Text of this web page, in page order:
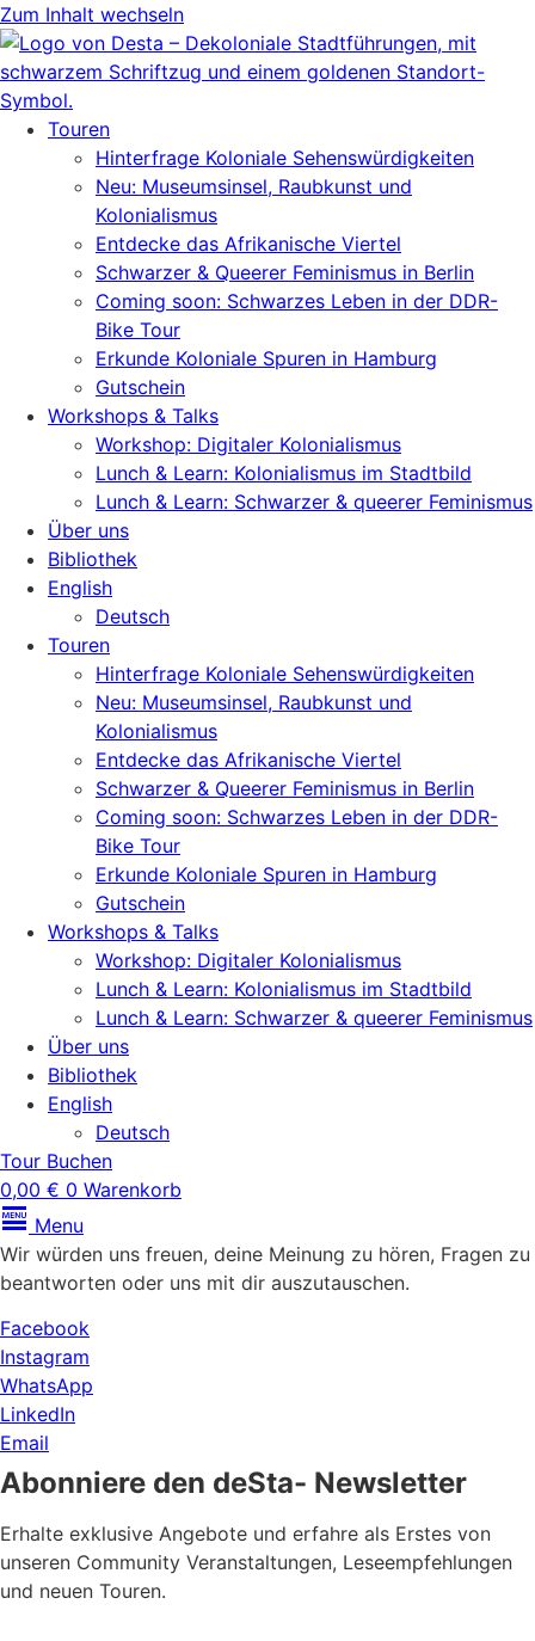
Zum Inhalt wechseln
Touren
Hinterfrage Koloniale Sehenswürdigkeiten
Neu: Museumsinsel, Raubkunst und
Kolonialismus
Entdecke das Afrikanische Viertel
Schwarzer & Queerer Feminismus in Berlin
Coming soon: Schwarzes Leben in der DDR-
Bike Tour
Erkunde Koloniale Spuren in Hamburg
Gutschein
Workshops & Talks
Workshop: Digitaler Kolonialismus
Lunch & Learn: Kolonialismus im Stadtbild
Lunch & Learn: Schwarzer & queerer Feminismus
Über uns
Bibliothek
English
Deutsch
Touren
Hinterfrage Koloniale Sehenswürdigkeiten
Neu: Museumsinsel, Raubkunst und
Kolonialismus
Entdecke das Afrikanische Viertel
Schwarzer & Queerer Feminismus in Berlin
Coming soon: Schwarzes Leben in der DDR-
Bike Tour
Erkunde Koloniale Spuren in Hamburg
Gutschein
Workshops & Talks
Workshop: Digitaler Kolonialismus
Lunch & Learn: Kolonialismus im Stadtbild
Lunch & Learn: Schwarzer & queerer Feminismus
Über uns
Bibliothek
English
Deutsch
Tour Buchen
0,00 € 0 Warenkorb
Menu
Wir würden uns freuen, deine Meinung zu hören, Fragen zu
beantworten oder uns mit dir auszutauschen.
Facebook
Instagram
WhatsApp
LinkedIn
Email
Abonniere den deSta- Newsletter
Erhalte exklusive Angebote und erfahre als Erstes von
unseren Community Veranstaltungen, Leseempfehlungen
und neuen Touren.